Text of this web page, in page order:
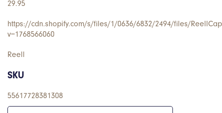
29.95
https://cdn.shopify.com/s/files/1/0636/6832/2494/files/
v=1768566060
Reell
SKU
55617728381308